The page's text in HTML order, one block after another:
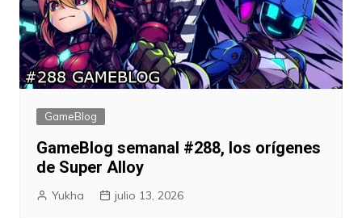
GameBlog
GameBlog semanal #288, los orígenes
de Super Alloy
Yukha julio 13, 2026